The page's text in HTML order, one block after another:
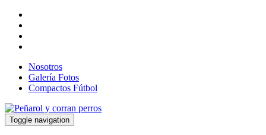
Nosotros
Galería Fotos
Compactos Fútbol
Toggle navigation